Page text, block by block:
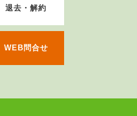
退去・解約
WEB問合せ